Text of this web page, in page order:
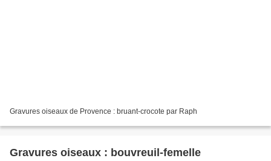
Gravures oiseaux de Provence : bruant-crocote par Raph
Gravures oiseaux : bouvreuil-femelle